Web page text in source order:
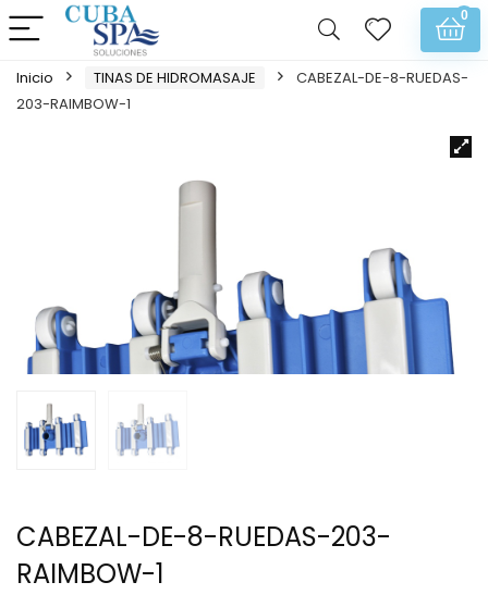
0
Inicio TINAS DE HIDROMASAJE
CABEZAL-DE-8-RUEDAS-
203-RAIMBOW-1
CABEZAL-DE-8-RUEDAS-203-
RAIMBOW-1